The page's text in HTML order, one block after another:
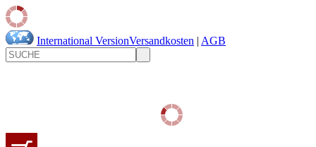
International VersionVersandkosten | AGB